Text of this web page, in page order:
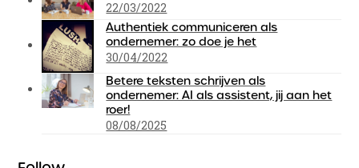
22/03/2022
Authentiek communiceren als
ondernemer: zo doe je het
30/04/2022
Betere teksten schrijven als
ondernemer: AI als assistent, jij aan het
roer!
08/08/2025